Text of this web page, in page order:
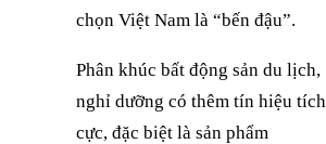
chọn Việt Nam là “bến đậu”.
Phân khúc bất động sản du lịch,
nghỉ dưỡng có thêm tín hiệu tích
cực, đặc biệt là sản phẩm